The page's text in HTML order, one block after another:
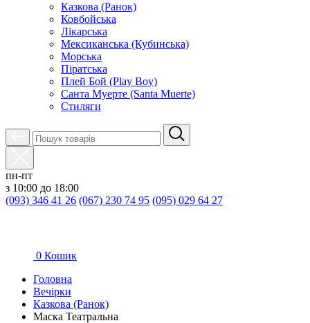
Казкова (Ранок)
Ковбойська
Лікарська
Мексиканська (Кубинська)
Морська
Піратська
Плей Бой (Play Boy)
Санта Муерте (Santa Muerte)
Стиляги
пн-пт
з 10:00 до 18:00
(093) 346 41 26 (067) 230 74 95 (095) 029 64 27
0 Кошик
Головна
Вечірки
Казкова (Ранок)
Маска Театральна